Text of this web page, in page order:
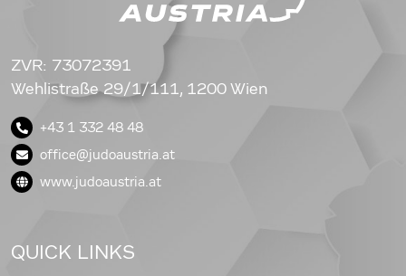
ZVR: 73072391
Wehlistraße 29/1/111, 1200 Wien
+43 1 332 48 48
office@judoaustria.at
www.judoaustria.at
QUICK LINKS